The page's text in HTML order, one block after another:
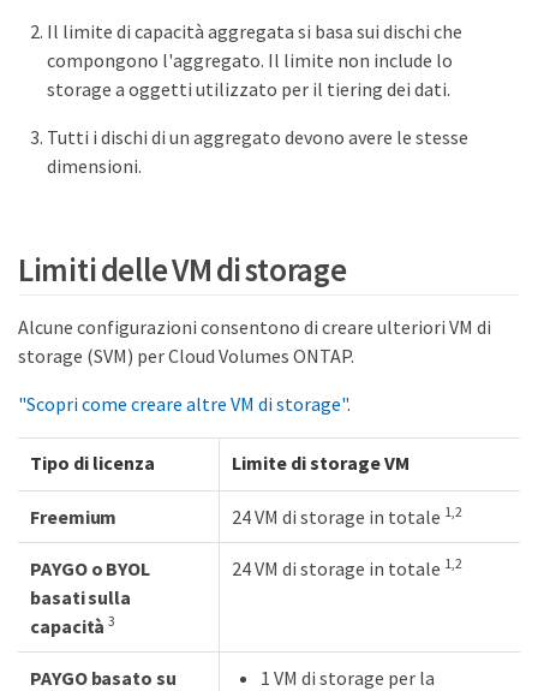
Il limite di capacità aggregata si basa sui dischi che
compongono l'aggregato. Il limite non include lo
storage a oggetti utilizzato per il tiering dei dati.
Tutti i dischi di un aggregato devono avere le stesse
dimensioni.
Limiti delle VM di storage
Alcune configurazioni consentono di creare ulteriori VM di
storage (SVM) per Cloud Volumes ONTAP.
"Scopri come creare altre VM di storage".
Tipo di licenza Limite di storage VM
Freemium 24 VM di storage in totale 1,2
PAYGO o BYOL
basati sulla
capacità 3
24 VM di storage in totale 1,2
PAYGO basato su
1 VM di storage per la